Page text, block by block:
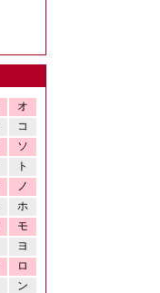
オ
コ
ソ
ト
ノ
ホ
モ
ヨ
ロ
ン